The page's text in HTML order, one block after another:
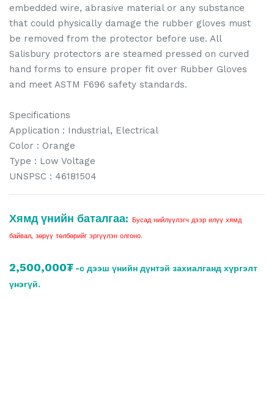
embedded wire, abrasive material or any substance
that could physically damage the rubber gloves must
be removed from the protector before use. All
Salisbury protectors are steamed pressed on curved
hand forms to ensure proper fit over Rubber Gloves
and meet ASTM F696 safety standards.
Specifications
Application : Industrial, Electrical
Color : Orange
Type : Low Voltage
UNSPSC : 46181504
Хямд үнийн баталгаа:
Бусад нийлүүлэгч дээр илүү хямд
байвал, зөрүү төлбөрийг эргүүлэн олгоно.
2,500,000₮ -с дээш үнийн дүнтэй захиалганд хүргэлт
үнэгүй.